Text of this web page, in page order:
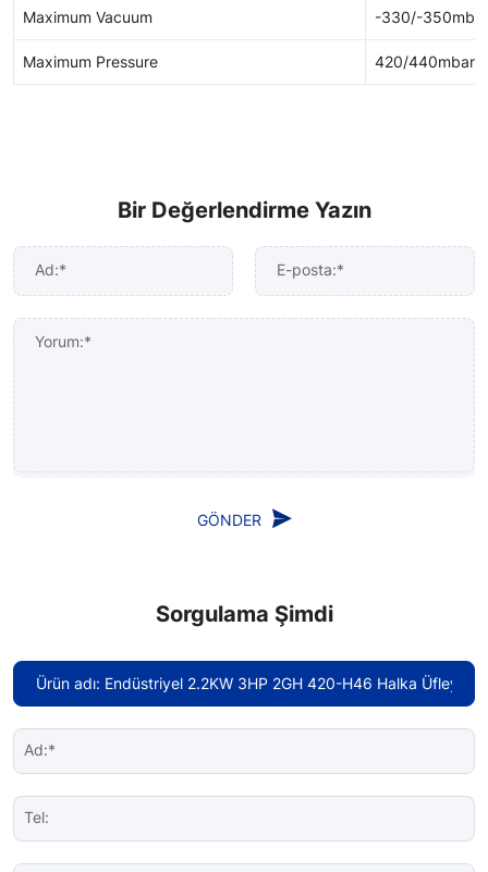
Maximum Vacuum -330/-350mbar
Maximum Pressure 420/440mbar
Bir Değerlendirme Yazın
Ad:* E-posta:*
Yorum:*
GÖNDER
Sorgulama Şimdi
Ad:*
Tel: